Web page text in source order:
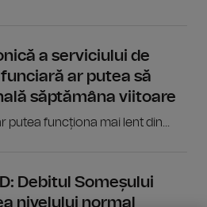
a serviciului de
ar putea să
săptămâna viitoare
putea funcționa mai lent din...
Debitul Someșului
nivelului normal